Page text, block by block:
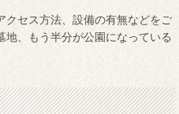
クセス方法、設備の有無などをご
、もう半分が公園になっている